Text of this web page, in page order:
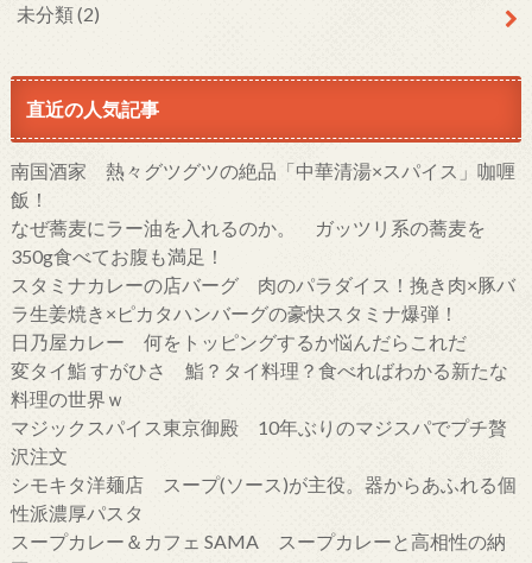
未分類(2)
直近の人気記事
南国酒家 熱々グツグツの絶品「中華清湯×スパイス」咖喱
飯！
なぜ蕎麦にラー油を入れるのか。 ガッツリ系の蕎麦を
350g食べてお腹も満足！
スタミナカレーの店バーグ 肉のパラダイス！挽き肉×豚バ
ラ生姜焼き×ピカタハンバーグの豪快スタミナ爆弾！
日乃屋カレー 何をトッピングするか悩んだらこれだ
変タイ鮨 すがひさ 鮨？タイ料理？食べればわかる新たな
料理の世界ｗ
マジックスパイス東京御殿 10年ぶりのマジスパでプチ贅
沢注文
シモキタ洋麺店 スープ(ソース)が主役。器からあふれる個
性派濃厚パスタ
スープカレー＆カフェ SAMA スープカレーと高相性の納